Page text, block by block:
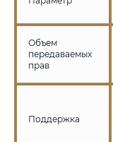
Объем
передаваемых
прав
Поддержка